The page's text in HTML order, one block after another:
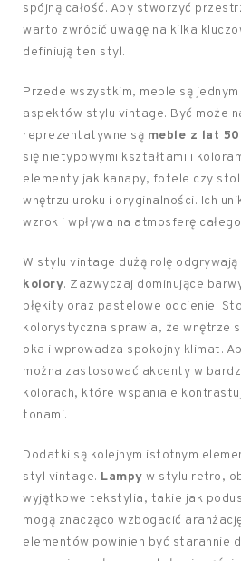
spójną całość. Aby stworzyć
warto zwrócić uwagę na kilka
definiują ten styl.
Przede wszystkim, meble są
aspektów stylu vintage. Być może
reprezentatywne są meble z lat
się nietypowymi kształtami i
elementy jak kanapy, fotele czy
wnętrzu uroku i oryginalności. Ich
wzrok i wpływa na atmosferę
W stylu vintage dużą rolę odgrywają
kolory. Zazwyczaj dominujące
błękity oraz pastelowe odcienie.
kolorystyczna sprawia, że wnętrze
oka i wprowadza spokojny klimat.
można zastosować akcenty w
kolorach, które wspaniale
tonami.
Dodatki są kolejnym istotnym
styl vintage. Lampy w stylu retro,
wyjątkowe tekstylia, takie jak
mogą znacząco wzbogacić
elementów powinien być starannie